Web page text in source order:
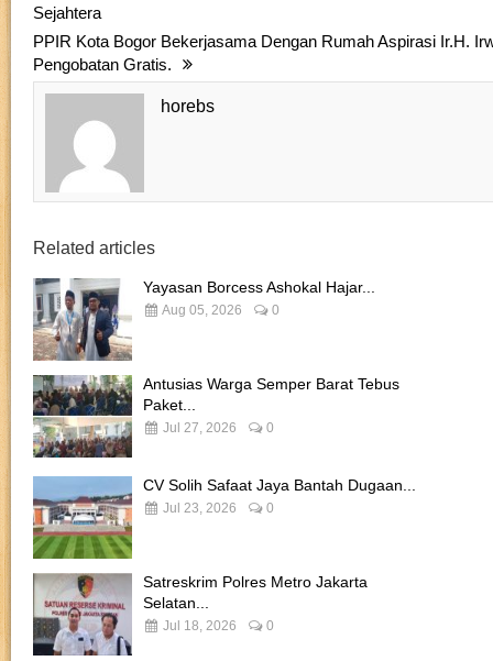
Sejahtera
PPIR Kota Bogor Bekerjasama Dengan Rumah Aspirasi Ir.H.
Pengobatan Gratis.
horebs
Related articles
Yayasan Borcess Ashokal Hajar...
Aug 05, 2026 0
Antusias Warga Semper Barat Tebus
Paket...
Jul 27, 2026 0
CV Solih Safaat Jaya Bantah Dugaan...
Jul 23, 2026 0
Satreskrim Polres Metro Jakarta
Selatan...
Jul 18, 2026 0